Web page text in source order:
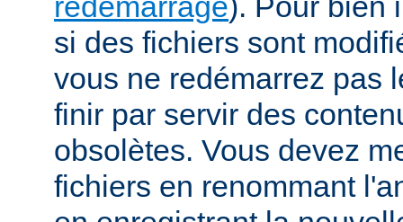
si des fichiers sont
vous ne redémarrez pas
finir par servir des
obsolètes. Vous devez
fichiers en renommant